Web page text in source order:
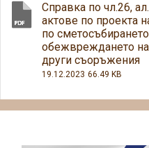
Справка по чл.26,
актове по проекта
по
обежвреждането
други съоръжения
19.12.2023 66.49 KB